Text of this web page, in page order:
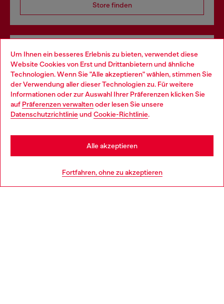
Um Ihnen ein besseres Erlebnis zu bieten, verwendet diese
Website Cookies von Erst und Drittanbietern und ähnliche
Technologien. Wenn Sie "Alle akzeptieren" wählen, stimmen Sie
der Verwendung aller dieser Technologien zu. Für weitere
Informationen oder zur Auswahl Ihrer Präferenzen klicken Sie
auf Präferenzen verwaltenoder lesen Sie unsere
Datenschutzrichtlinieund Cookie-Richtlinie.
Fortfahren, ohne zu akzeptieren
Alle akzeptieren
Store finden
Omnichannel-Services
Entdecke unser gesamtes Service-Angebot, online und
im Store.
Mehr erfahren
Choose your location
You are currently browsing Deutschland website, but it seems
you may be based in United States